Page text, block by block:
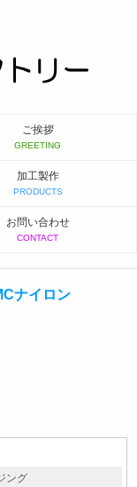
ご挨拶
加工製作
お問い合わせ
ナイロン
ング